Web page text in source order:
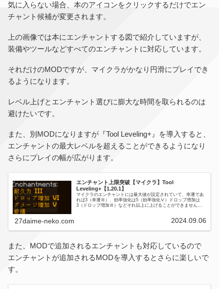
気に入らない場合、本のアイコンをクリックするだけでエン
チャント候補が変更されます。
上の画像では本にエンチャントする図で紹介していますが、
装備やツールなどすべてのエンチャントに対応しています。
それだけのMODですが、マイクラがかなり円滑にプレイでき
るようになります。
レベル上げとエンチャント選びに膨大な時間を取られるのは
避けたいです。
また、別MODになりますが『Tool Leveling+』を導入すると、
エンチャントの最大レベルを超えることができるようになり
さらにプレイの幅が広がります。
エンチャント上限突破【マイクラ】Tool
Leveling+【1.20.1】
マイクラのエンチャントには最大値が設定されていて、幸運であ
れば3（幸運Ⅲ）、効率強化は5（効率強化Ⅴ）ドロップ増加は
3（ドロップ増加Ⅲ）などそれ以上に上げることができません。
27daime-neko.com 2024.09.06
また、MODで追加されるエンチャントも対応しているので
エンチャントが追加されるMODを導入するとさらに楽しいで
す。